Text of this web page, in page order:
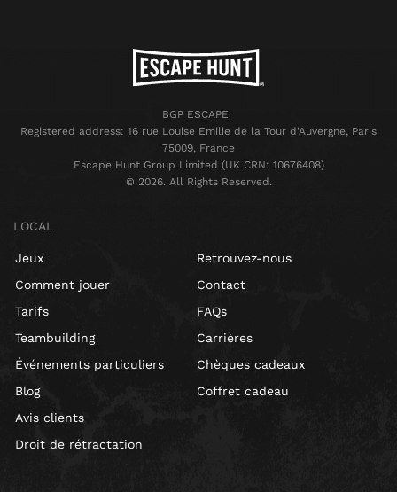
BGP ESCAPE
Registered address: 16 rue Louise Emilie de la Tour d'Auvergne, Paris
75009, France
Escape Hunt Group Limited (UK CRN: 10676408)
©️ 2026. All Rights Reserved.
LOCAL
Jeux
Comment jouer
Tarifs
Teambuilding
Événements particuliers
Blog
Avis clients
Droit de rétractation
Retrouvez-nous
Contact
FAQs
Carrières
Chèques cadeaux
Coffret cadeau